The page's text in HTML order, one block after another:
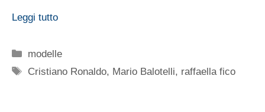
Leggi tutto
Categorie
modelle
Tag
Cristiano Ronaldo, Mario Balotelli, raffaella fico